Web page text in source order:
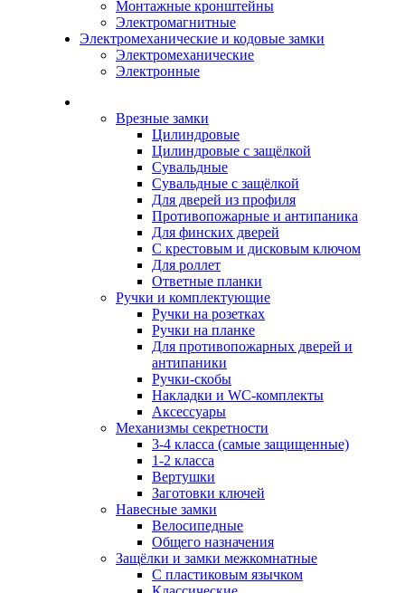
Монтажные кронштейны
Электромагнитные
Электромеханические и кодовые замки
Электромеханические
Электронные
Врезные замки
Цилиндровые
Цилиндровые с защёлкой
Сувальдные
Сувальдные с защёлкой
Для дверей из профиля
Противопожарные и антипаника
Для финских дверей
С крестовым и дисковым ключом
Для роллет
Ответные планки
Ручки и комплектующие
Ручки на розетках
Ручки на планке
Для противопожарных дверей и
антипаники
Ручки-скобы
Накладки и WC-комплекты
Аксессуары
Механизмы секретности
3-4 класса (самые защищенные)
1-2 класса
Вертушки
Заготовки ключей
Навесные замки
Велосипедные
Общего назначения
Защёлки и замки межкомнатные
С пластиковым язычком